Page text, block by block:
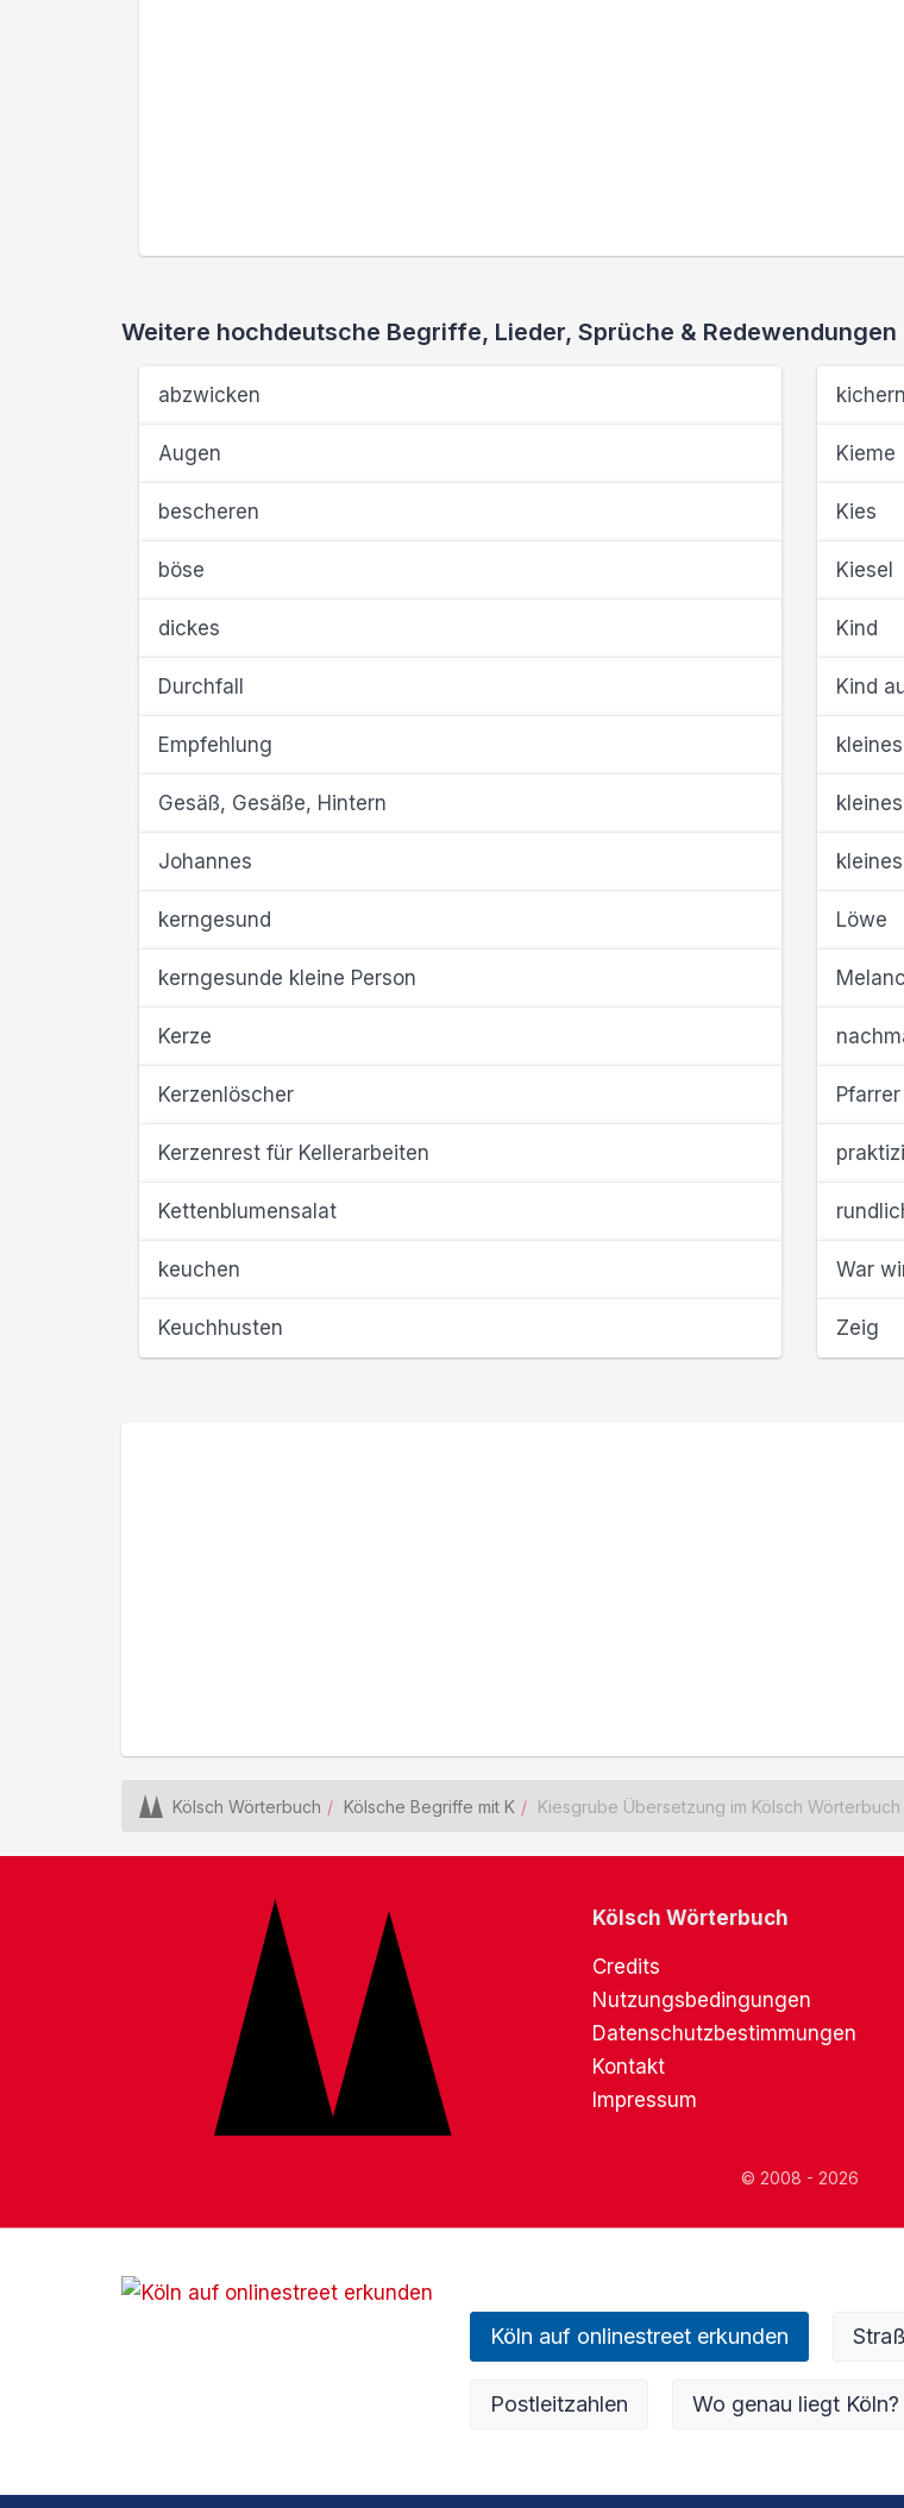
Weitere hochdeutsche Begriffe, Lieder, Sprüche & Redewendungen
abzwicken
Augen
bescheren
böse
dickes
Durchfall
Empfehlung
Gesäß, Gesäße, Hintern
Johannes
kerngesund
kerngesunde kleine Person
Kerze
Kerzenlöscher
Kerzenrest für Kellerarbeiten
Kettenblumensalat
keuchen
Keuchhusten
kichern
Kieme
Kies
Kiesel
Kind
Kind
kleines
Löwe
Pfarrer
War
Zeig
Kölsch Wörterbuch Kölsche Begriffe mit K Kiesgrube Übersetzung im Kölsch Wörterbuch
Kölsch Wörterbuch
Credits
Nutzungsbedingungen
Datenschutzbestimmungen
Kontakt
Impressum
© 2008 - 2026
Köln auf onlinestreet erkunden
Postleitzahlen Wo genau liegt Köln?